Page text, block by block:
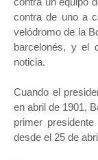
contra de uno a
velódromo de la
barcelonés, y el
noticia.
Cuando el
en abril de 1901,
primer
desde el 25 de